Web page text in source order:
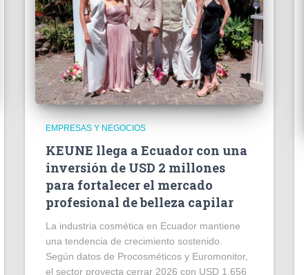
EMPRESAS Y NEGOCIOS
KEUNE llega a Ecuador con una
inversión de USD 2 millones
para fortalecer el mercado
profesional de belleza capilar
La industria cosmética en Ecuador mantiene
una tendencia de crecimiento sostenido.
Según datos de Procosméticos y Euromonitor,
el sector proyecta cerrar 2026 con USD 1.656